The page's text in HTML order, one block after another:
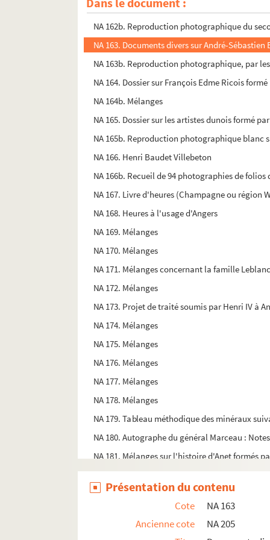
NA 162. Jean Louis Alphonse Moreau. Siège de
NA 162b. Reproduction photographique du
NA 163. Documents divers sur André-
NA 163b. Reproduction photographique, par
NA 164. Dossier sur François Edme Ricois
NA 164b. Mélanges
NA 165. Dossier sur les artistes dunois formé
NA 165b. Reproduction photographique blanc
NA 166. Henri Baudet Villebeton
NA 166b. Recueil de 94 photographies de
NA 167. Livre d'heures (Champagne ou région
NA 168. Heures à l'usage d'Angers
NA 169. Mélanges
NA 170. Mélanges
NA 171. Mélanges concernant la famille
NA 172. Mélanges
NA 173. Projet de traité soumis par Henri IV à
NA 174. Mélanges
NA 175. Mélanges
NA 176. Mélanges
NA 177. Mélanges
NA 178. Mélanges
NA 179. Tableau méthodique des minéraux
NA 180. Autographe du général Marceau :
NA 181. Mélanges sur l'histoire d'Anet formés
NA 182. Titres de propriétés de deux maisons,
NA 183. Documents sur la garde nationale de
NA 184. Elections générales et
NA 185. Lettre de Sergent Marceau à Jules-
Présentation du contenu
Cote
NA 163
Ancienne cote
NA 205